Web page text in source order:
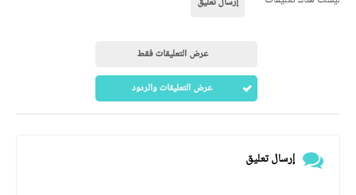
عرض التعليقات فقط
عرض التعليقات والردود
إرسال تعليق